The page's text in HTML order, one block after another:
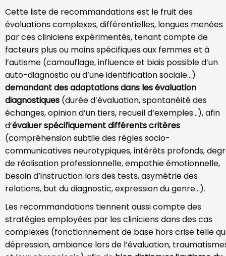
Cette liste de recommandations est le fruit des
évaluations complexes, différentielles, longues menées
par ces cliniciens expérimentés, tenant compte de
facteurs plus ou moins spécifiques aux femmes et à
l’autisme (camouflage, influence et biais possible d’un
auto-diagnostic ou d’une identification sociale…)
demandant des adaptations dans les évaluation
diagnostiques (durée d’évaluation, spontanéité des
échanges, opinion d’un tiers, recueil d’exemples…), afin
d’évaluer spécifiquement différents critères
(compréhension subtile des règles socio-
communicatives neurotypiques, intérêts profonds,
de réalisation professionnelle, empathie émotionnelle,
besoin d’instruction lors des tests, asymétrie des
relations, but du diagnostic, expression du genre…).
Les recommandations tiennent aussi compte des
stratégies employées par les cliniciens dans des cas
complexes (fonctionnement de base hors crise telle
dépression, ambiance lors de l’évaluation,